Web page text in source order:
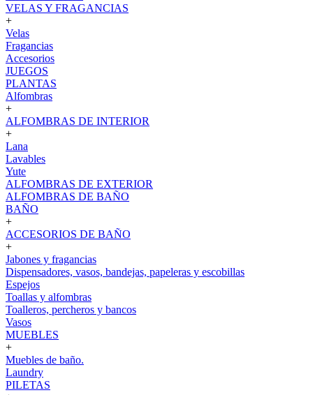
VELAS Y FRAGANCIAS
+
Velas
Fragancias
Accesorios
JUEGOS
PLANTAS
Alfombras
+
ALFOMBRAS DE INTERIOR
+
Lana
Lavables
Yute
ALFOMBRAS DE EXTERIOR
ALFOMBRAS DE BAÑO
BAÑO
+
ACCESORIOS DE BAÑO
+
Jabones y fragancias
Dispensadores, vasos, bandejas, papeleras y escobillas
Espejos
Toallas y alfombras
Toalleros, percheros y bancos
Vasos
MUEBLES
+
Muebles de baño.
Laundry
PILETAS